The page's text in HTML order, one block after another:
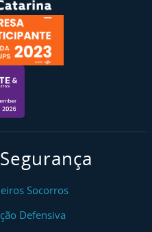
Socorros
Defensiva